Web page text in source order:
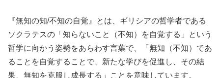
『無知の知/不知の自覚』とは、ギリシアの哲学者である
ソクラテスの「知らないこと（不知）を自覚する」という
哲学に向かう姿勢をあらわす言葉で、「無知（不知）であ
ることを自覚することで、新たな学びを促進し、その結
果、無知を克服し成長する」ことを意味しています。